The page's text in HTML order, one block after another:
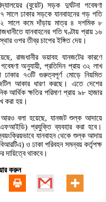
(বুয়েট) সড়ক দুর্ঘটনা গবেষণা
সালে ঢাকার সড়কে যানবাহনের গড় গতি
সালে কমে দাঁড়ায় মাত্র ৪ দশমিক ৮
যানবাহনের গতি ঘণ্টায় প্রায় ১৬
ওপর তীব্র চাপের ইঙ্গিত দেয়।
রাজধানীর ভয়াবহ যানজটের কারণে
অনুযায়ী, প্রতিদিন প্রায় ৩২ লাখ
ঢাকার ৭৩টি গুরুত্বপূর্ণ মোড়ে নিয়মিত
আকার ধারণ করছে। এতে দেশের
আর্থিক ক্ষতির পরিমাণ প্রায় ৯৮ হাজার
করা হয়।
আরও বলা হয়েছে, যানজট শুল্ক আদায়ে
প্রযুক্তি ব্যবহার করা হবে।
যানবাহন থেকে শুল্ক আদায়
ও ঢাকা পরিবহন সমন্বয় কর্তৃপক্ষ
দায়িত্বে থাকবে।
করুন